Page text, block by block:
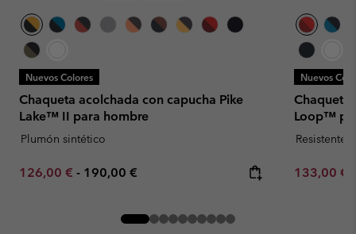
Nuevos Colores
Chaqueta acolchada con capucha Pike
Lake™ II para hombre
Plumón sintético
Minimum sale price:
126,00 € - Maximum price:
190,00 €
Nuevos
Chaqueta
Loop™
Resistente
Minimum
133,00 €